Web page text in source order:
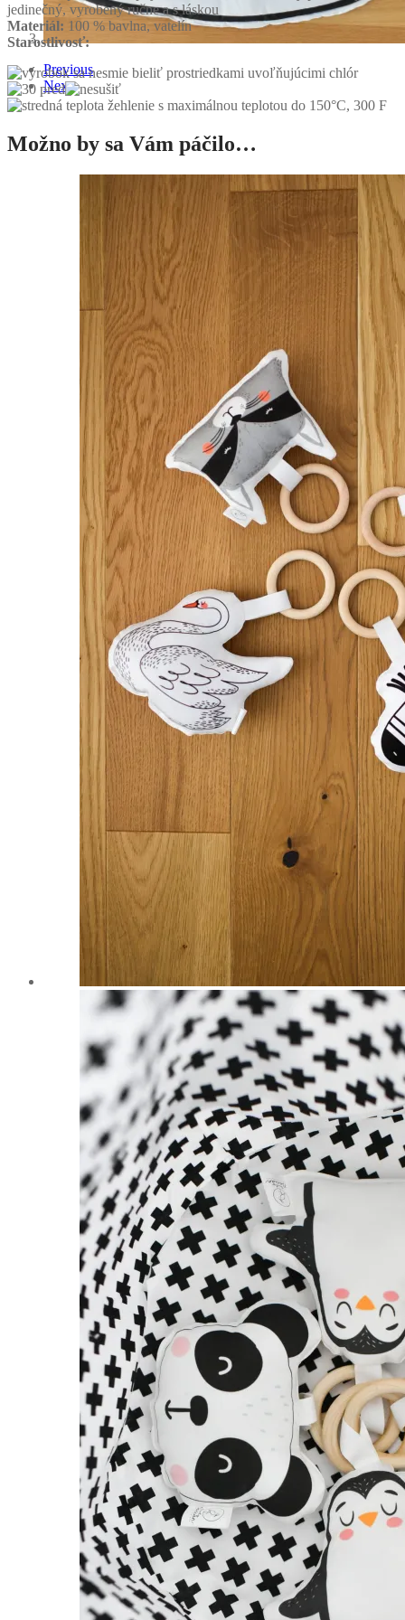
Previous
Next
jedinečný, vyrobený ručne a s láskou
Materiál: 100 % bavlna, vatelín
Starostlivosť:
Možno by sa Vám páčilo…